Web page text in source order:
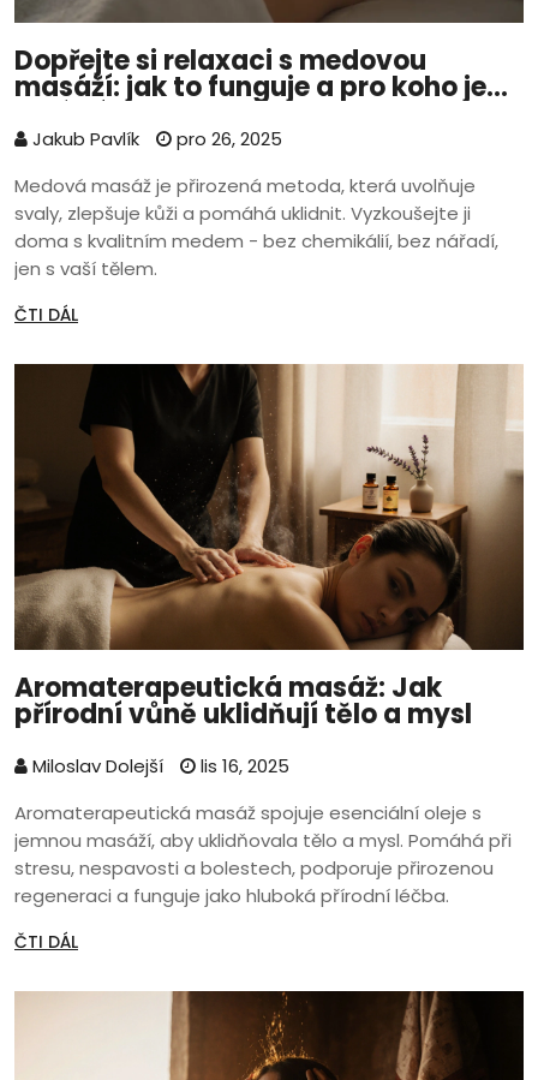
Dopřejte si relaxaci s medovou
masáží: jak to funguje a pro koho je
ideální
Jakub Pavlík
pro 26, 2025
Medová masáž je přirozená metoda, která uvolňuje
svaly, zlepšuje kůži a pomáhá uklidnit. Vyzkoušejte ji
doma s kvalitním medem - bez chemikálií, bez nářadí,
jen s vaší tělem.
ČTI DÁL
Aromaterapeutická masáž: Jak
přírodní vůně uklidňují tělo a mysl
Miloslav Dolejší
lis 16, 2025
Aromaterapeutická masáž spojuje esenciální oleje s
jemnou masáží, aby uklidňovala tělo a mysl. Pomáhá při
stresu, nespavosti a bolestech, podporuje přirozenou
regeneraci a funguje jako hluboká přírodní léčba.
ČTI DÁL